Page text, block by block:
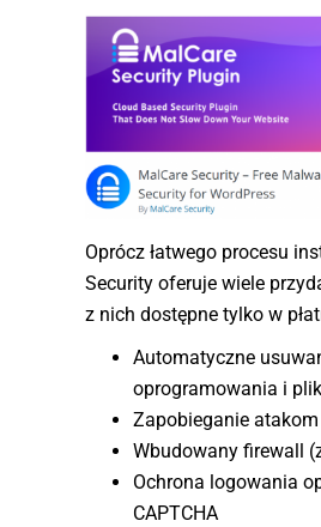
Oprócz łatwego procesu
Security oferuje wiele
z nich dostępne tylko w
Automatyczne
oprogramowania i
Zapobieganie
Wbudowany firewall
Ochrona logowania
CAPTCHA